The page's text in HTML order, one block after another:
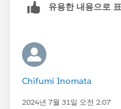
유용한 내용으로
Chifumi Inomata
2024년 7월 31일 오전 2:07